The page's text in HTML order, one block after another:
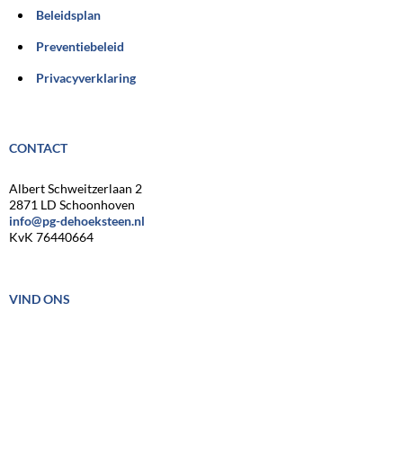
Beleidsplan
Preventiebeleid
Privacyverklaring
CONTACT
Albert Schweitzerlaan 2
2871 LD Schoonhoven
info@pg-dehoeksteen.nl
KvK 76440664
VIND ONS